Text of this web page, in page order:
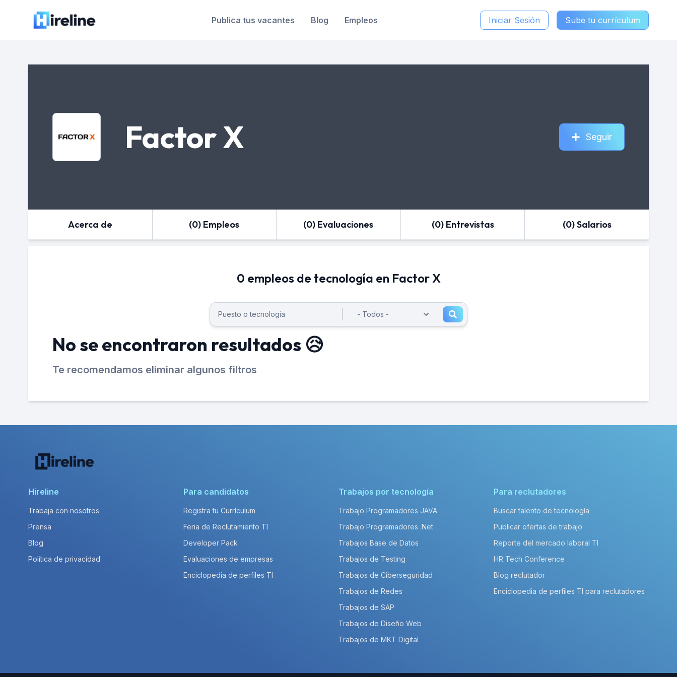
Publica tus vacantes Blog Empleos Iniciar Sesión Sube tu currículum
Factor X Seguir
Acerca de (0) Empleos (0) Evaluaciones (0) Entrevistas (0) Salarios
0 empleos de tecnología en Factor X
No se encontraron resultados 😥
Te recomendamos eliminar algunos filtros
Hireline
Trabaja con nosotros
Prensa
Blog
Política de privacidad
Para candidatos
Registra tu Currículum
Feria de Reclutamiento TI
Developer Pack
Evaluaciones de empresas
Enciclopedia de perfiles TI
Trabajos por tecnología
Trabajo Programadores JAVA
Trabajo Programadores .Net
Trabajos Base de Datos
Trabajos de Testing
Trabajos de Ciberseguridad
Trabajos de Redes
Trabajos de SAP
Trabajos de Diseño Web
Trabajos de MKT Digital
Para reclutadores
Buscar talento de tecnología
Publicar ofertas de trabajo
Reporte del mercado laboral TI
HR Tech Conference
Blog reclutador
Enciclopedia de perfiles TI para reclutadores